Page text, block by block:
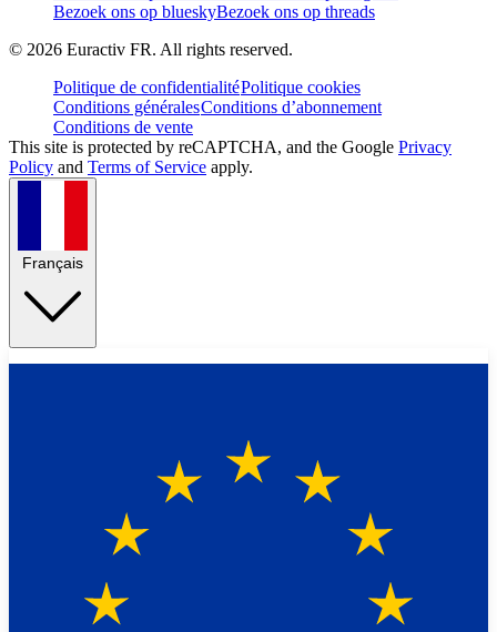
Bezoek ons op blueskyBezoek ons op threads
© 2026 Euractiv FR. All rights reserved.
Politique de confidentialitéPolitique cookies
Conditions généralesConditions d’abonnement
Conditions de vente
This site is protected by reCAPTCHA, and the Google Privacy
Policy and Terms of Service apply.
Français